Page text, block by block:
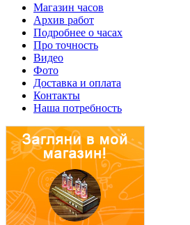
Магазин часов
Архив работ
Подробнее о часах
Про точность
Видео
Фото
Доставка и оплата
Контакты
Наша потребность